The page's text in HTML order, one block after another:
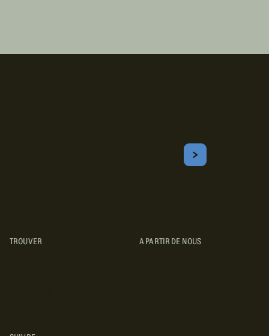
S'ABONNER
TROUVER
A PARTIR DE NOUS